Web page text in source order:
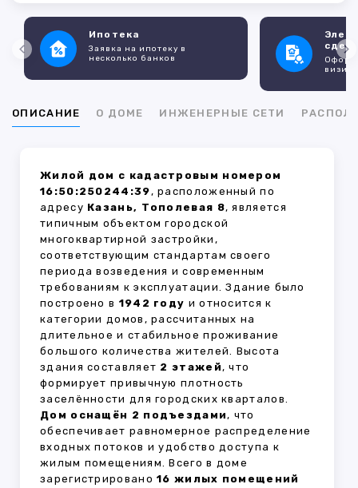
Ипотека
Заявка на ипотеку в
несколько банков
ОПИСАНИЕ О ДОМЕ ИНЖЕНЕРНЫЕ СЕТИ
Жилой дом с кадастровым номером
16:50:250244:39, расположенный по
адресу Казань, Тополевая 8, является
типичным объектом городской
многоквартирной застройки,
соответствующим стандартам своего
периода возведения и современным
требованиям к эксплуатации. Здание было
построено в 1942 году и относится к
категории домов, рассчитанных на
длительное и стабильное проживание
большого количества жителей. Высота
здания составляет 2 этажей, что
формирует привычную плотность
заселённости для городских кварталов.
Дом оснащён 2 подъездами, что
обеспечивает равномерное распределение
входных потоков и удобство доступа к
жилым помещениям. Всего в доме
зарегистрировано16 жилых помещений